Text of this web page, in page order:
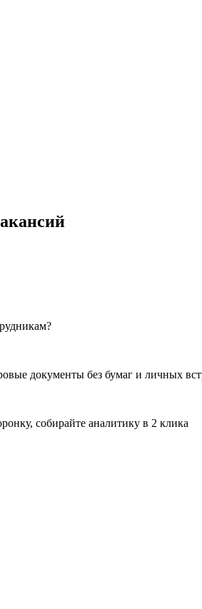
документы без бумаг и личных
собирайте аналитику в 2 клика